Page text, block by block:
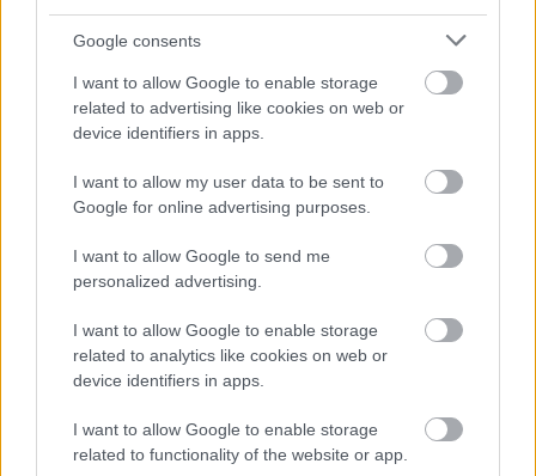
Google consents
I want to allow Google to enable storage
related to advertising like cookies on web or
device identifiers in apps.
I want to allow my user data to be sent to
Google for online advertising purposes.
I want to allow Google to send me
personalized advertising.
I want to allow Google to enable storage
related to analytics like cookies on web or
device identifiers in apps.
I want to allow Google to enable storage
related to functionality of the website or app.
Valódi 21. századi Gose, amiben a sós ízeket a
sárga- és az őszibarack nem csupán kiegészíti,
jönnek nagyon intenzíven a gyümölcsös jegyek,